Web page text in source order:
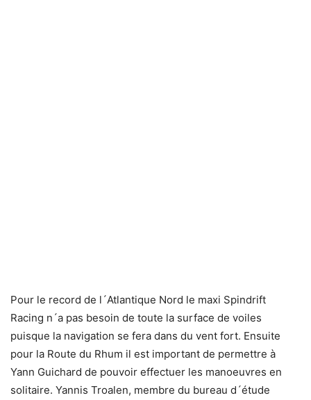
Pour le record de l´Atlantique Nord le maxi Spindrift
Racing n´a pas besoin de toute la surface de voiles
puisque la navigation se fera dans du vent fort. Ensuite
pour la Route du Rhum il est important de permettre à
Yann Guichard de pouvoir effectuer les manoeuvres en
solitaire. Yannis Troalen, membre du bureau d´étude